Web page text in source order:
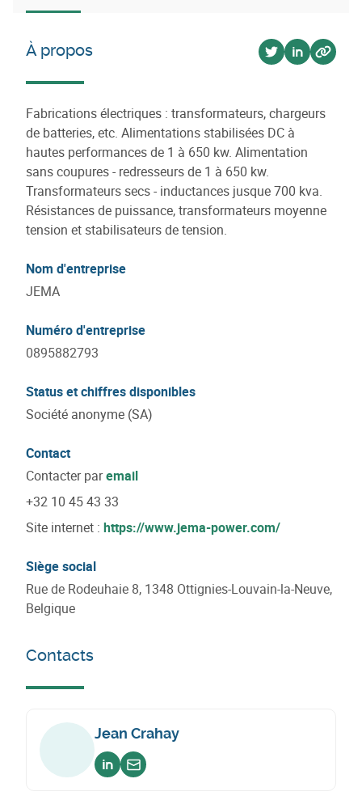
À propos
Voir sur twitter
Voir sur
Voir
Fabrications électriques : transformateurs, chargeurs
de batteries, etc. Alimentations stabilisées DC à
hautes performances de 1 à 650 kw. Alimentation
sans coupures - redresseurs de 1 à 650 kw.
Transformateurs secs - inductances jusque 700 kva.
Résistances de puissance, transformateurs moyenne
tension et stabilisateurs de tension.
Nom d'entreprise
JEMA
Numéro d'entreprise
0895882793
Status et chiffres disponibles
Société anonyme (SA)
Contact
Contacter paremail
+32 10 45 43 33
Site internet : https://www.jema-power.com/
Siège social
Rue de Rodeuhaie 8, 1348 Ottignies-Louvain-la-Neuve,
Belgique
Contacts
Jean Crahay
Voir sur linkedin
Envoyer un email